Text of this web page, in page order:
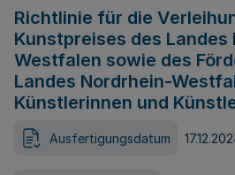
Richtlinie für die
Kunstpreises des Landes
Westfalen sowie des
Landes Nordrhein-
Künstlerinnen und
Ausfertigungsdatum